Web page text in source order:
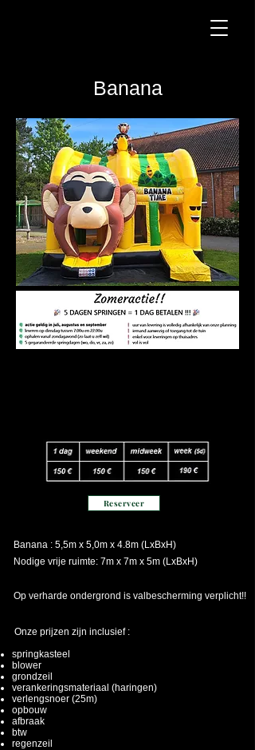
Banana
Reserveer
Banana : 5,5m x 5,0m x 4.8m (LxBxH)
Nodige vrije ruimte: 7m x 7m x 5m (LxBxH)
Op verharde ondergrond is valbescherming verplicht!!
Onze prijzen zijn inclusief :
springkasteel
blower
grondzeil
verankeringsmateriaal (haringen)
verlengsnoer (25m)
opbouw
afbraak
btw
regenzeil